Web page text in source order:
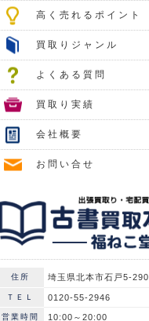
高く売れるポイント
買取りジャンル
よくある質問
買取り実績
会社概要
お問い合せ
住所 埼玉県北本市石戸5-290
ＴＥＬ 0120-55-2946
営業時間 10:00～20:00